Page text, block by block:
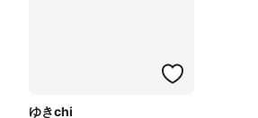
ゆきchi